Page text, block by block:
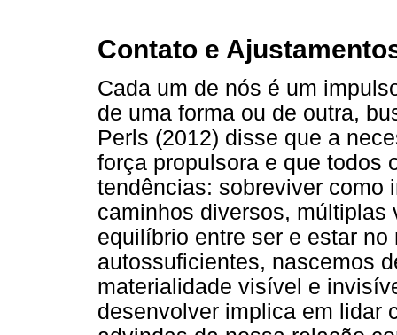
Contato e
Cada um de nós é um
de uma forma ou de outra,
Perls (2012) disse que a
força propulsora e que todos
tendências: sobreviver como
caminhos diversos, múltiplas
equilíbrio entre ser e estar
autossuficientes, nascemos
materialidade visível e
desenvolver implica em lidar